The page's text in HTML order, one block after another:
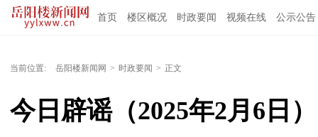
首页 楼区概况 时政要闻 视频在线 公示公告
当前位置: 岳阳楼新闻网 > 时政要闻 > 正文
今日辟谣（2025年2月6日）